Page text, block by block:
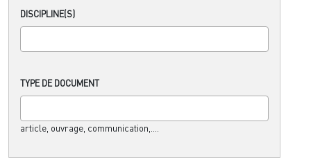
DISCIPLINE(S)
TYPE DE DOCUMENT
article, ouvrage, communication,....